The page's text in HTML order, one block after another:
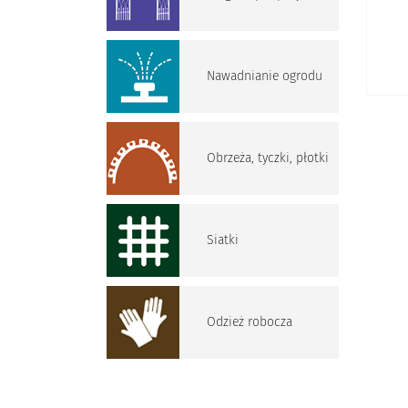
Nawadnianie ogrodu
Obrzeża, tyczki, płotki
Siatki
Odzież robocza